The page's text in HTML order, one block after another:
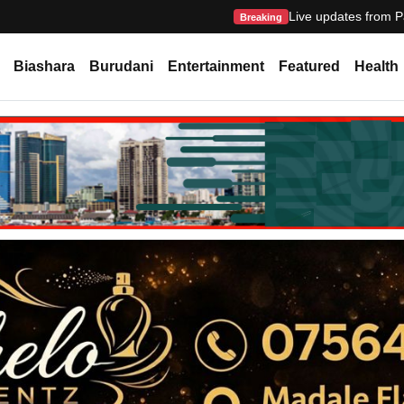
Breaking Live updates from
Biashara Burudani Entertainment Featured Health